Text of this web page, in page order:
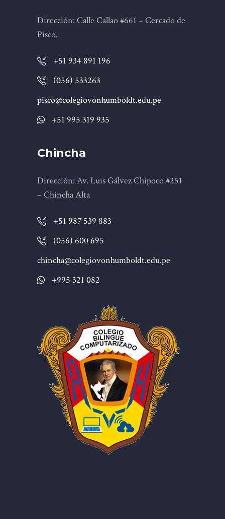
Dirección: Calle Callao #661 – Cercado de
Pisco.
+51 934 891 196
(056) 533263
pisco@colegiovonhumboldt.edu.pe
+51 995 319 935
Chincha
Dirección: Av. Luis Gálvez Chipoco #251
– Chincha Alta
+51 987 539 883
(056) 600 695
chincha@colegiovonhumboldt.edu.pe
+995 321 082